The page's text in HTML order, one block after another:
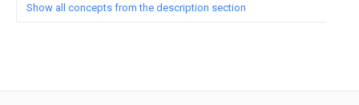
Show all concepts from the description section